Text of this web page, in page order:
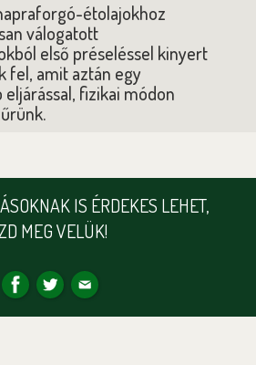
étolajokhoz
válogatott
első préseléssel kinyert
fel, amit aztán egy
fizikai módon
IS ÉRDEKES LEHET,
MEG VELÜK!